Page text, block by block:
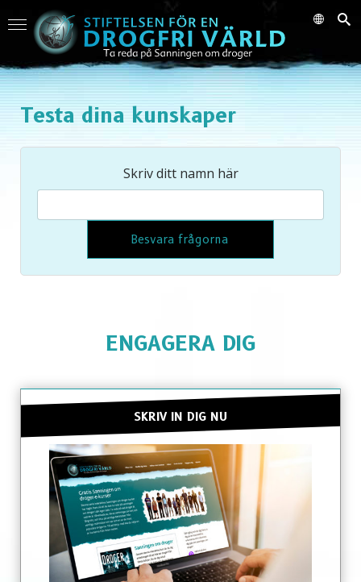
Testa dina kunskaper
Skriv ditt namn här
Besvara frågorna
ENGAGERA DIG
SKRIV IN DIG NU